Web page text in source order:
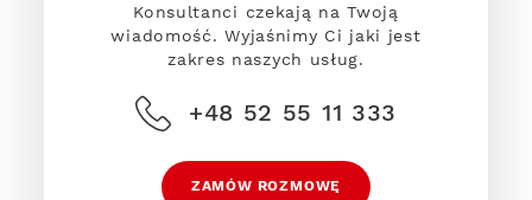
Konsultanci czekają na Twoją
wiadomość. Wyjaśnimy Ci jaki jest
zakres naszych usług.
+48 52 55 11 333
ZAMÓW ROZMOWĘ